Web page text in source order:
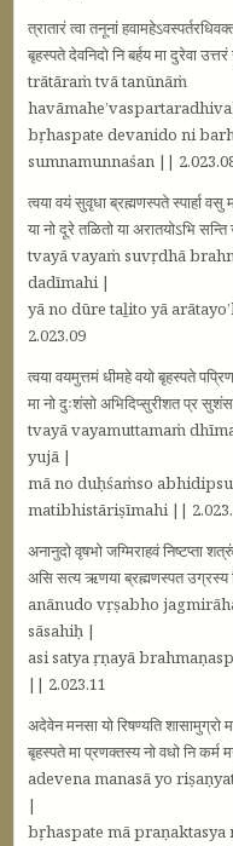
त्रातारं त्वा तनूनां
बृहस्पते देवनिदो नि बर्हय मा दुरेवा
trātāraṁ tvā tanūnāṁ
bṛhaspate devanido ni
sumnamunnaśan ||
त्वया वयं सुवृधा ब्रह्मणस्पते स्पार्हा वसु
या नो दूरे तळितो या अरातयोऽभि
tvayā vayaṁ suvṛdhā
dadīmahi |
yā no dūre taḻito yā
2.023.09
त्वया वयमुत्तमं धीमहे वयो बृहस्पते
मा नो दुःशंसो अभिदिप्सुरीशत प्र
tvayā vayamuttamaṁ
yujā |
mā no duḥśaṁso
matibhistāriṣīmahi ||
अनानुदो वृषभो जग्मिराहवं निष्टप्ता
असि सत्य ऋणया ब्रह्मणस्पत उग्रस्य
anānudo vṛṣabho
sāsahiḥ |
asi satya ṛṇayā
|| 2.023.11
अदेवेन मनसा यो रिषण्यति शासामुग्रो
बृहस्पते मा प्रणक्तस्य नो वधो नि
adevena manasā yo
|
bṛhaspate mā